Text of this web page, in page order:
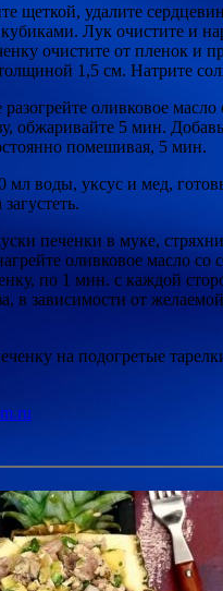
щеткой, удалите
Лук очистите и
очистите от пленок и
1,5 см. Натрите
оливковое
обжаривайте 5 мин.
помешивая, 5 мин.
мл воды, уксус и мед,
печенки в муке,
оливковое масло со
по 1 мин. с каждой
в зависимости от
на подогретые